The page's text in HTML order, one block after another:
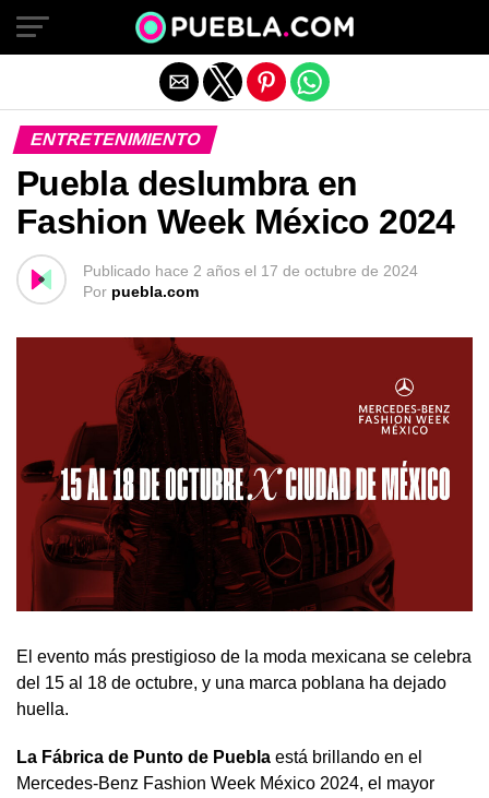
ENTRETENIMIENTO
Puebla deslumbra en
Fashion Week México 2024
Publicado hace 2 años el 17 de octubre de 2024
Por puebla.com
El evento más prestigioso de la moda mexicana se celebra
del 15 al 18 de octubre, y una marca poblana ha dejado
huella.
La Fábrica de Punto de Puebla está brillando en el
Mercedes-Benz Fashion Week México 2024, el mayor
Salir de la versión móvil